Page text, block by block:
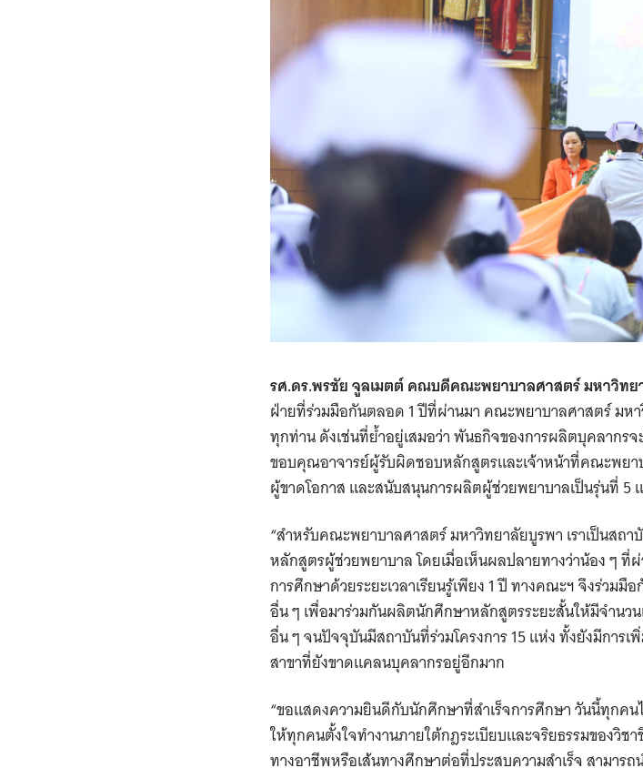
รศ.ดร.พรชัย จูลเมตต์ คณบดีคณะพยาบาลศาสตร์ มหาวิทย
ฝ่ายที่ร่วมมือกันตลอด 1 ปีที่ผ่านมา คณะพยาบาลศาสตร์ ม
ทุกท่าน ดังเช่นที่ย้ำอยู่เสมอว่า พันธกิจของการผลิตบุคลากร
ขอบคุณอาจารย์ผู้รับผิดชอบหลักสูตรและเจ้าหน้าที่คณะพย
ผู้ขาดโอกาส และสนับสนุนการผลิตผู้ช่วยพยาบาลเป็นรุ่นที่ 5
“สำหรับคณะพยาบาลศาสตร์ มหาวิทยาลัยบูรพา เราเป็นสถ
หลักสูตรผู้ช่วยพยาบาล โดยเมื่อเห็นผลปลายทางว่าน้อง ๆ
การศึกษาด้วยระยะเวลาเรียนรู้เพียง 1 ปี ทางคณะฯ จึงร่วม
อื่น ๆ เพื่อมาร่วมกันผลิตนักศึกษาหลักสูตรระยะสั้นให้มีจำนว
อื่น ๆ จนปัจจุบันมีสถาบันที่ร่วมโครงการ 15 แห่ง ทั้งยังมีการ
สาขาที่ยังขาดแคลนบุคลากรอยู่อีกมาก
“ขอแสดงความยินดีกับนักศึกษาที่สำเร็จการศึกษา วันนี้ทุกค
ให้ทุกคนตั้งใจทำงานภายใต้กฎระเบียบและจริยธรรมของวิ
ทางอาชีพหรือเส้นทางศึกษาต่อที่ประสบความสำเร็จ สามาร